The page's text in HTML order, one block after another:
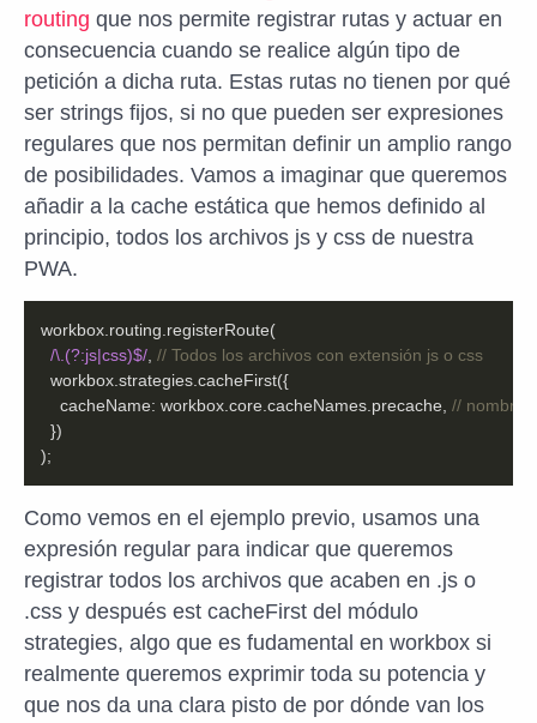
routing que nos permite registrar rutas y actuar en
consecuencia cuando se realice algún tipo de
petición a dicha ruta. Estas rutas no tienen por qué
ser strings fijos, si no que pueden ser expresiones
regulares que nos permitan definir un amplio rango
de posibilidades. Vamos a imaginar que queremos
añadir a la cache estática que hemos definido al
principio, todos los archivos js y css de nuestra
PWA.
/\.(?:js|css)$/ // Todos los archivos con extensión js o css
cacheName: workbox.core.cacheNames.precache, // nombre
);
Como vemos en el ejemplo previo, usamos una
expresión regular para indicar que queremos
registrar todos los archivos que acaben en .js o
.css y después est cacheFirst del módulo
strategies, algo que es fudamental en workbox si
realmente queremos exprimir toda su potencia y
que nos da una clara pisto de por dónde van los